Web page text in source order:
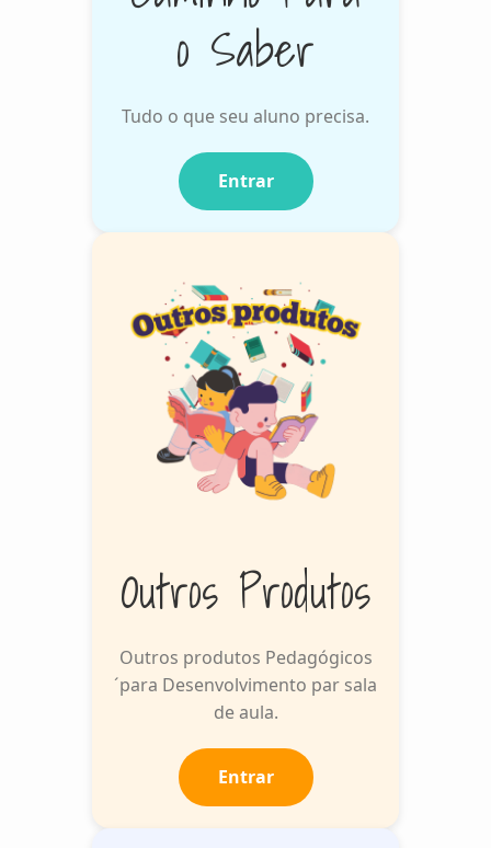
o Saber
Tudo o que seu aluno precisa.
Entrar
Outros Produtos
Outros produtos Pedagógicos
´para Desenvolvimento par sala
de aula.
Entrar